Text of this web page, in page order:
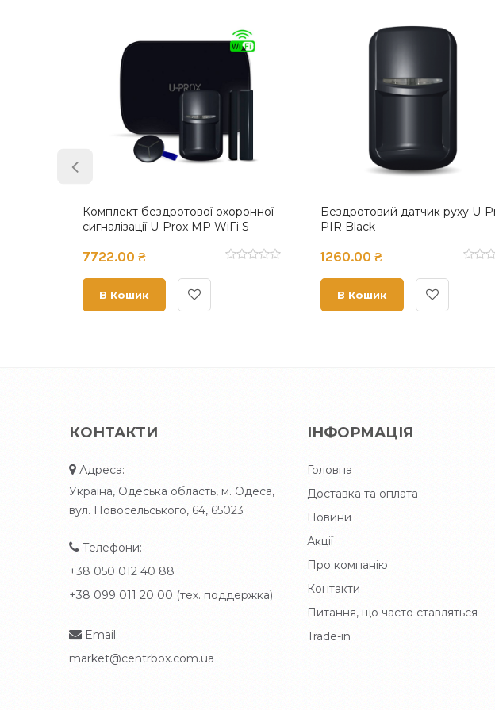
Бездротовий універсальний
магнітоконтактний сповіщувач U-
1053.00 ₴
В Кошик
Бездротовий датчик руху та
розбиття скла U-Prox PIR Combi
1853.00 ₴
В Кошик
КОНТАКТИ
Адреса:
Україна, Одеська область, м. Одеса,
вул. Новосельського, 64, 65023
Телефони:
+38 050 012 40 88
+38 099 011 20 00 (тех. поддержка)
Email:
market@centrbox.com.ua
ІНФОРМАЦІЯ
Головна
Доставка та оплата
Новини
Акції
Про компанію
Контакти
Питання, що часто ставляться
Trade-in